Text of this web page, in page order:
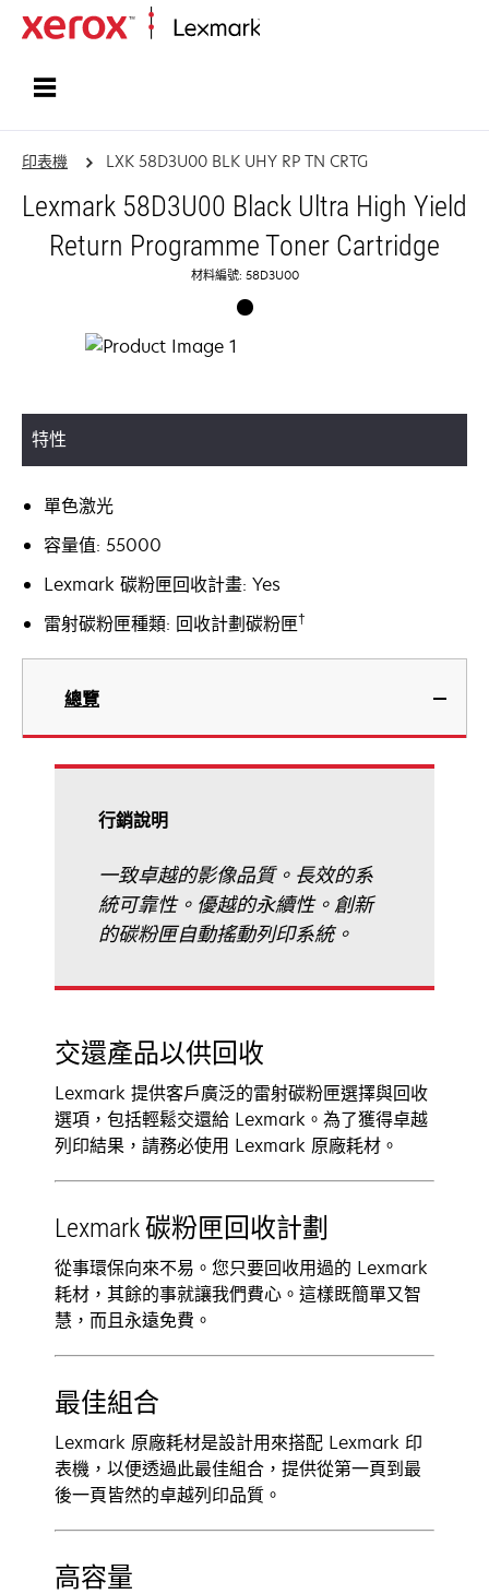
印表機 LXK 58D3U00 BLK UHY RP TN CRTG
Lexmark 58D3U00 Black Ultra High Yield
Return Programme Toner Cartridge
材料編號: 58D3U00
特性
單色激光
容量值: 55000
Lexmark 碳粉匣回收計畫: Yes
雷射碳粉匣種類: 回收計劃碳粉匣†
總覽
行銷說明
一致卓越的影像品質。長效的系
統可靠性。優越的永續性。創新
的碳粉匣自動搖動列印系統。
交還產品以供回收
Lexmark 提供客戶廣泛的雷射碳粉匣選擇與回收
選項，包括輕鬆交還給 Lexmark。為了獲得卓越
列印結果，請務必使用 Lexmark 原廠耗材。
Lexmark 碳粉匣回收計劃
從事環保向來不易。您只要回收用過的 Lexmark
耗材，其餘的事就讓我們費心。這樣既簡單又智
慧，而且永遠免費。
最佳組合
Lexmark 原廠耗材是設計用來搭配 Lexmark 印
表機，以便透過此最佳組合，提供從第一頁到最
後一頁皆然的卓越列印品質。
高容量